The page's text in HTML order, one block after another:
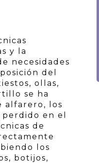
y la
necesidades
del
ollas,
se ha
alfarero, los
en el
de
los
botijos,